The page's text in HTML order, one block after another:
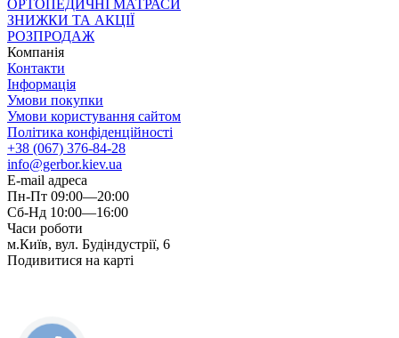
ОРТОПЕДИЧНІ МАТРАСИ
ЗНИЖКИ ТА АКЦІЇ
РОЗПРОДАЖ
Компанія
Контакти
Інформація
Умови покупки
Умови користування сайтом
Політика конфіденційності
+38 (067) 376-84-28
info@gerbor.kiev.ua
E-mail адреса
Пн-Пт 09:00—20:00
Сб-Нд 10:00—16:00
Часи роботи
м.Київ, вул. Будіндустрії, 6
Подивитися на карті